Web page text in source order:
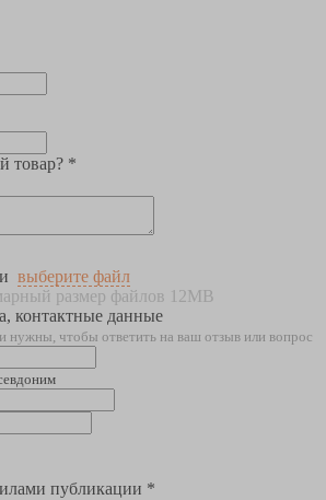
товар? *
выберите файл
размер файлов 12MB
контактные данные
нужны, чтобы ответить на ваш отзыв или вопрос
публикации *